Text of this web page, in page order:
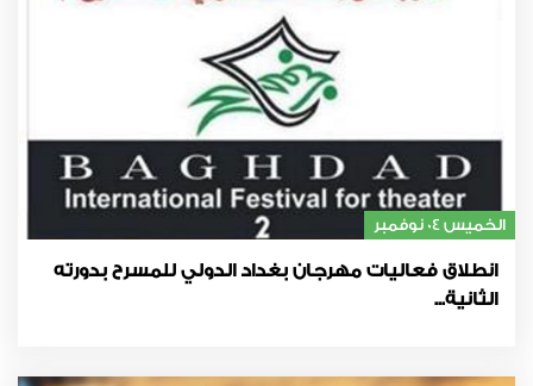
الخميس 04 نوفمبر
انطلاق فعاليات مهرجان بغداد الدولي للمسرح بدورته
الثانية...